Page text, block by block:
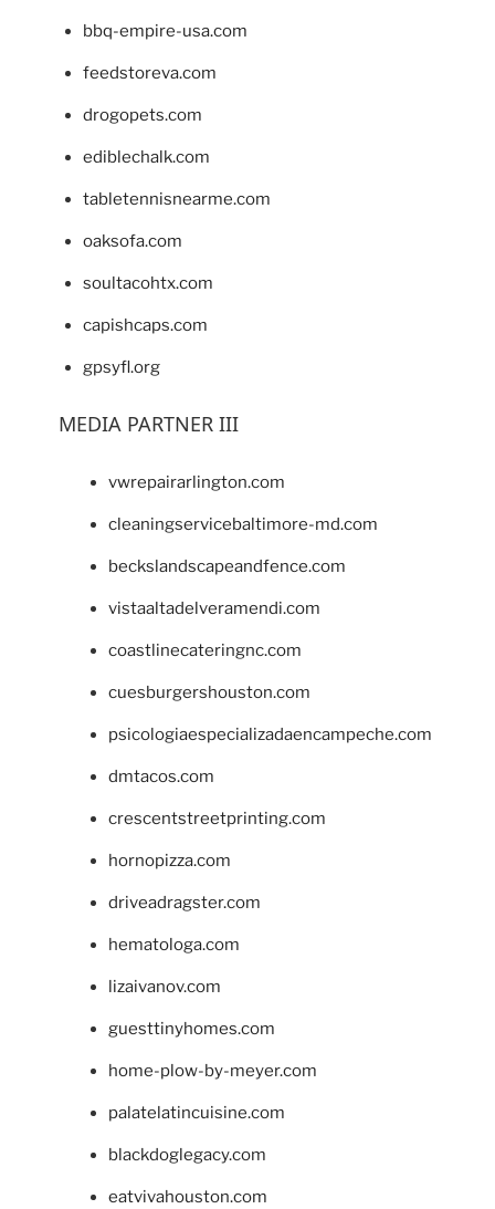
bbq-empire-usa.com
feedstoreva.com
drogopets.com
ediblechalk.com
tabletennisnearme.com
oaksofa.com
soultacohtx.com
capishcaps.com
gpsyfl.org
MEDIA PARTNER III
vwrepairarlington.com
cleaningservicebaltimore-md.com
beckslandscapeandfence.com
vistaaltadelveramendi.com
coastlinecateringnc.com
cuesburgershouston.com
psicologiaespecializadaencampeche.com
dmtacos.com
crescentstreetprinting.com
hornopizza.com
driveadragster.com
hematologa.com
lizaivanov.com
guesttinyhomes.com
home-plow-by-meyer.com
palatelatincuisine.com
blackdoglegacy.com
eatvivahouston.com